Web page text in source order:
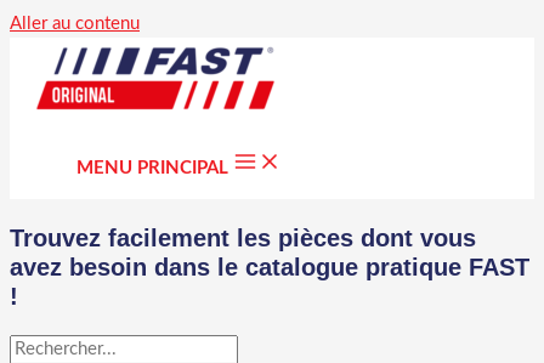
Aller au contenu
MENU PRINCIPAL
Trouvez facilement les pièces dont vous
avez besoin dans le catalogue pratique FAST
!